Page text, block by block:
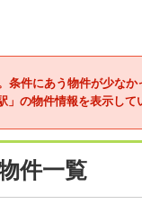
条件にあう物件が少なか
の物件情報を表示して
件一覧